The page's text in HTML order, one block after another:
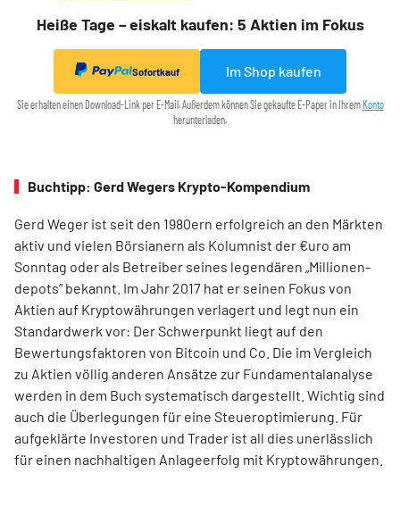
Heiße Tage – eiskalt kaufen: 5 Aktien im Fokus
Sofortkauf Im Shop kaufen
Sie erhalten einen Download-Link per E-Mail. Außerdem können Sie gekaufte E-Paper in Ihrem Konto
herunterladen.
Buchtipp: Gerd Wegers Krypto-Kompendium
Gerd Weger ist seit den 1980ern erfolgreich an den Märkten
aktiv und vielen Börsianern als Kolumnist der €uro am
Sonntag oder als Betreiber seines legendären „Millionen­
depots“ bekannt. Im Jahr 2017 hat er seinen Fokus von
Aktien auf Kryptowährungen verlagert und legt nun ein
Standardwerk vor: Der Schwerpunkt liegt auf den
Bewertungsfaktoren von Bitcoin und Co. Die im Ver­gleich
zu Aktien völlig anderen Ansätze zur Fundamentalanalyse
werden in dem Buch systematisch dargestellt. Wichtig sind
auch die Überlegungen für eine Steueroptimierung. Für
aufgeklärte Investoren und Trader ist all dies unerlässlich
für einen nachhaltigen Anlageerfolg mit Kryptowährungen.